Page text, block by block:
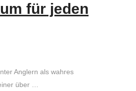
für jeden
Anglern als wahres
über …